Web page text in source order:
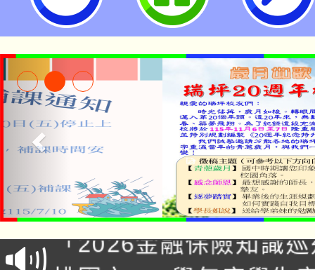
公告本校115學年度第
代理(課)教師甄選結果(
「2026金融保險知識